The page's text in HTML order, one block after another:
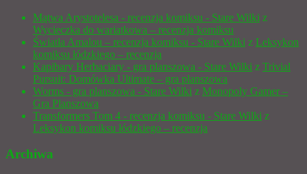
Mątwa Arystotelesa - recenzja komiksu - Stare Wilki z
Wycieczka do wariatkowa – recenzja komiksu
Światła Amalou – recenzja komiksu - Stare Wilki z Leksykon
komiksu łódzkiego – recenzja
Kapibary Herbaciary - gra planszowa - Stare Wilki z Trivial
Pursuit: Domówka Ultimate – gra planszowa
Worms - gra planszowa - Stare Wilki z Monopoly Gamer –
Gra Planszowa
Transformers Tom 4 - recenzja komiksu - Stare Wilki z
Leksykon komiksu łódzkiego – recenzja
Archiwa